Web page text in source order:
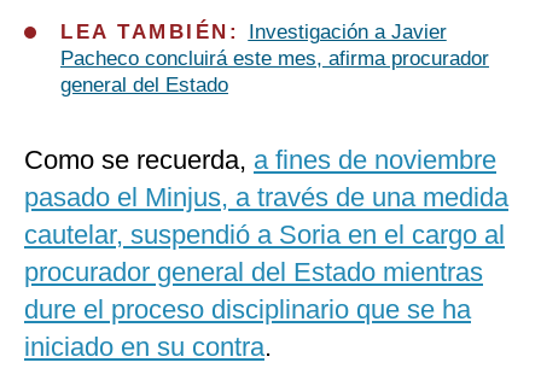
LEA TAMBIÉN:
Investigación a Javier
Pacheco concluirá este mes, afirma procurador
general del Estado
Como se recuerda, a fines de noviembre
pasado el Minjus, a través de una medida
cautelar, suspendió a Soria en el cargo al
procurador general del Estado mientras
dure el proceso disciplinario que se ha
iniciado en su contra.